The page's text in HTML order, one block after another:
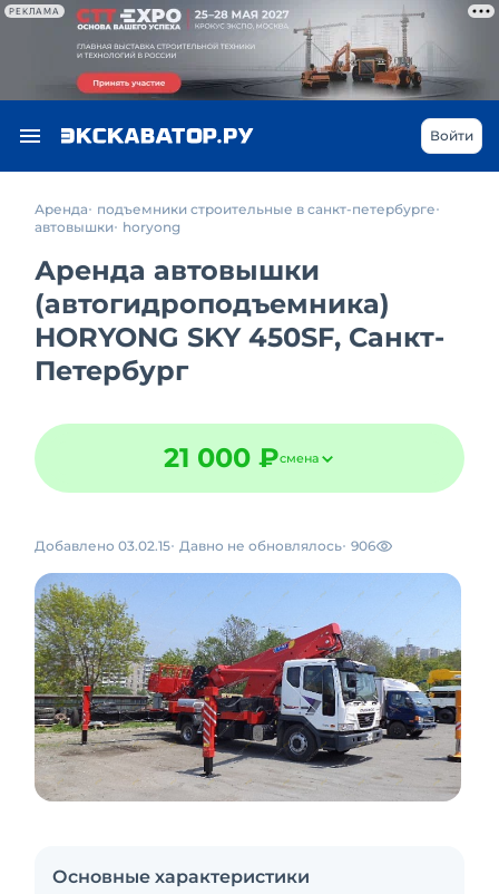
РЕКЛАМА
Войти
Аренда
подъемники строительные в санкт-петербурге
автовышки horyong
Аренда автовышки
(автогидроподъемника)
HORYONG SKY 450SF, Санкт-
Петербург
21 000 ₽смена
Добавлено 03.02.15 Давно не обновлялось 906
Основные характеристики